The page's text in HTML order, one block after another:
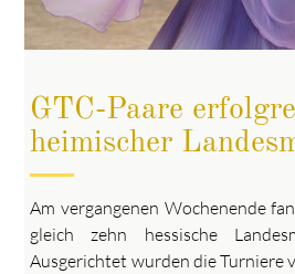
GTC-Paare
heimischer
Am vergangenen Wochenende
gleich zehn hessische
Ausgerichtet wurden die Turniere